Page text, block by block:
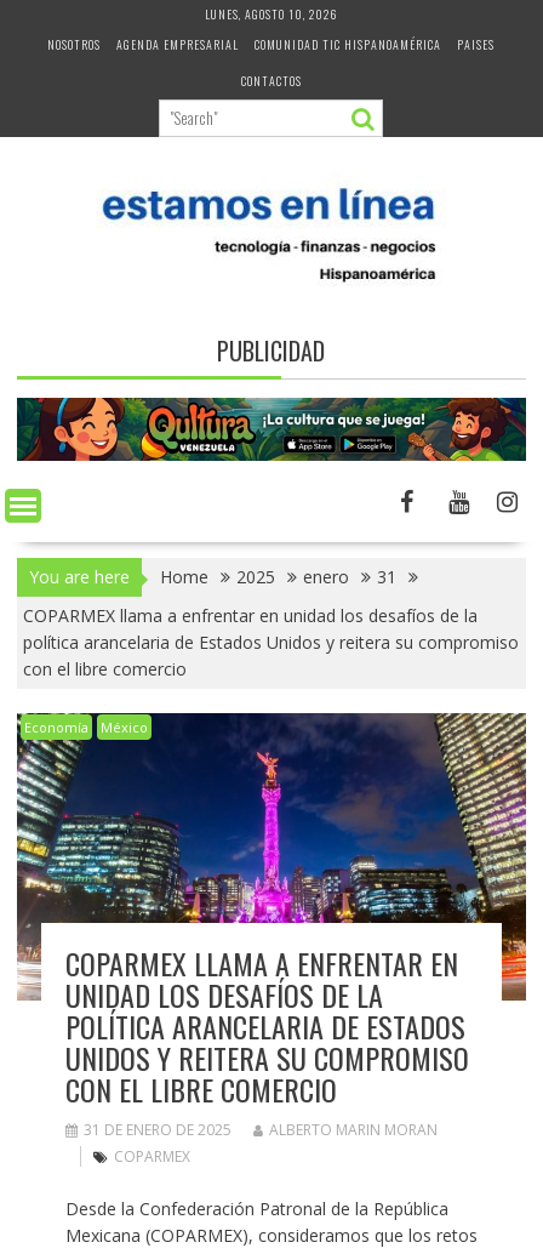
LUNES, AGOSTO 10, 2026
NOSOTROS
AGENDA EMPRESARIAL COMUNIDAD TIC HISPANOAMÉRICA
PAISES
CONTACTOS
PUBLICIDAD
You are here Home 2025 enero
31
COPARMEX llama a enfrentar en unidad los desafíos de la
política arancelaria de Estados Unidos y reitera su compromiso
con el libre comercio
Economía México
COPARMEX LLAMA A ENFRENTAR EN
UNIDAD LOS DESAFÍOS DE LA
POLÍTICA ARANCELARIA DE ESTADOS
UNIDOS Y REITERA SU COMPROMISO
CON EL LIBRE COMERCIO
31 DE ENERO DE 2025
ALBERTO MARIN MORAN
COPARMEX
Desde la Confederación Patronal de la República
Mexicana (COPARMEX), consideramos que los retos